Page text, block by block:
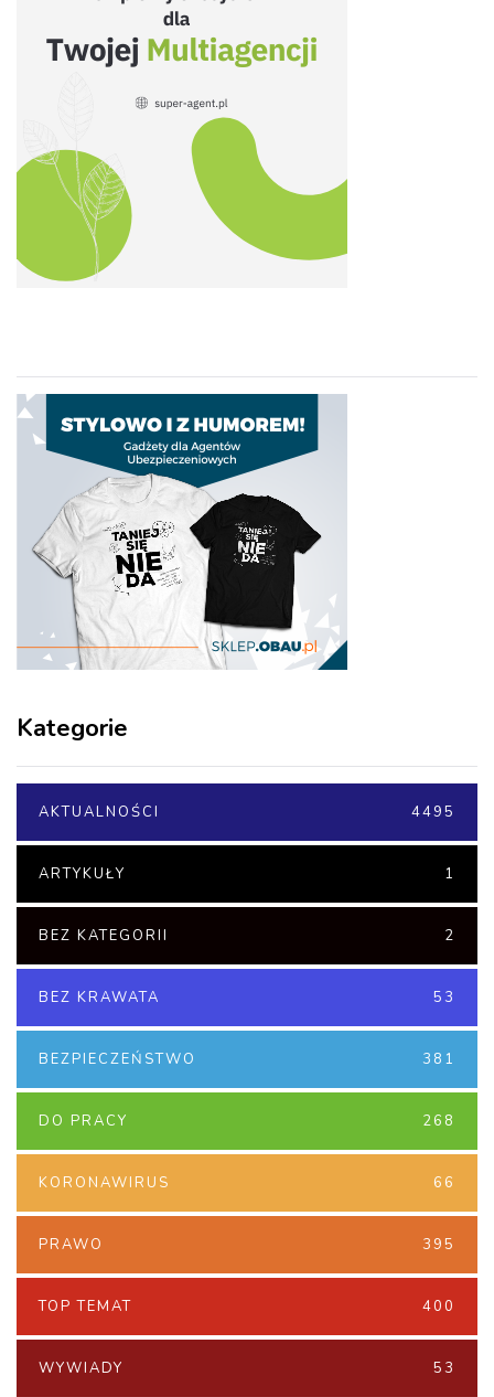
Kategorie
AKTUALNOŚCI 4495
ARTYKUŁY 1
BEZ KATEGORII 2
BEZ KRAWATA 53
BEZPIECZEŃSTWO 381
DO PRACY 268
KORONAWIRUS 66
PRAWO 395
TOP TEMAT 400
WYWIADY 53